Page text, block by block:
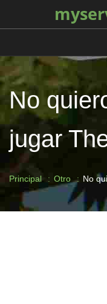
No
jugar
Principal Otro No